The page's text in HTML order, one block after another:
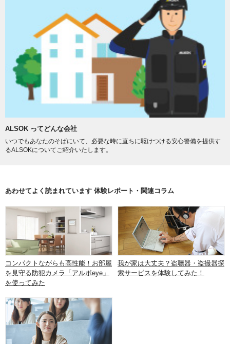
ALSOK ってどんな会社
いつでもあなたのそばにいて、必要な時に直ちに駆けつける安心警備を提供す
るALSOKについてご紹介いたします。
あわせてよく読まれています 体験レポート・関連コラム
コンパクトながらも高性能！お部屋
を見守る防犯カメラ「アルボeye」
を使ってみた
我が家は大丈夫？盗聴器・盗撮器探
索サービスを体験してみた！